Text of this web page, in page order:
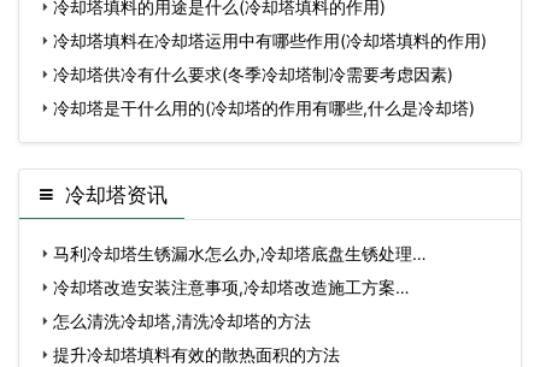
冷却塔填料的用途是什么(冷却塔填料的作用)
冷却塔填料在冷却塔运用中有哪些作用(冷却塔填料的作用)
冷却塔供冷有什么要求(冬季冷却塔制冷需要考虑因素)
冷却塔是干什么用的(冷却塔的作用有哪些,什么是冷却塔)
冷却塔资讯
马利冷却塔生锈漏水怎么办,冷却塔底盘生锈处理…
冷却塔改造安装注意事项,冷却塔改造施工方案…
怎么清洗冷却塔,清洗冷却塔的方法
提升冷却塔填料有效的散热面积的方法